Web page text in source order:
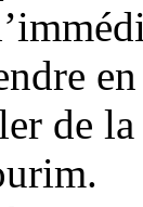
de